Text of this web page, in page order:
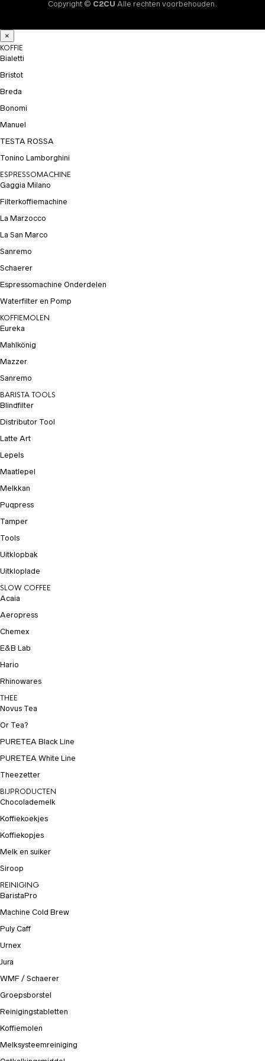
Copyright © C2CU Alle rechten voorbehouden.
×
KOFFIE
Bialetti
Bristot
Breda
Bonomi
Manuel
TESTA ROSSA
Tonino Lamborghini
ESPRESSOMACHINE
Gaggia Milano
Filterkoffiemachine
La Marzocco
La San Marco
Sanremo
Schaerer
Espressomachine Onderdelen
Waterfilter en Pomp
KOFFIEMOLEN
Eureka
Mahlkönig
Mazzer
Sanremo
BARISTA TOOLS
Blindfilter
Distributor Tool
Latte Art
Lepels
Maatlepel
Melkkan
Puqpress
Tamper
Tools
Uitklopbak
Uitkloplade
SLOW COFFEE
Acaia
Aeropress
Chemex
E&B Lab
Hario
Rhinowares
THEE
Novus Tea
Or Tea?
PURETEA Black Line
PURETEA White Line
Theezetter
BIJPRODUCTEN
Chocolademelk
Koffiekoekjes
Koffiekopjes
Melk en suiker
Siroop
REINIGING
BaristaPro
Machine Cold Brew
Puly Caff
Urnex
Jura
WMF / Schaerer
Groepsborstel
Reinigingstabletten
Koffiemolen
Melksysteemreiniging